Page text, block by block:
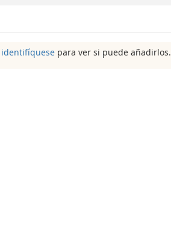
identifíquese para ver si puede añadirlos.